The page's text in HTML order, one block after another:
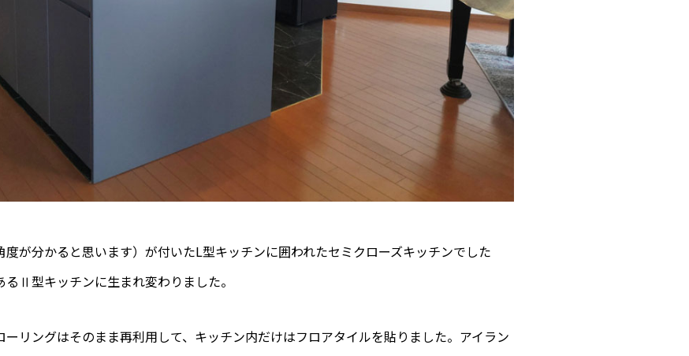
が分かると思います）が付いたL型キッチンに囲われたセミクローズキッチンでした
Ⅱ型キッチンに生まれ変わりました。
リングはそのまま再利用して、キッチン内だけはフロアタイルを貼りました。アイラン